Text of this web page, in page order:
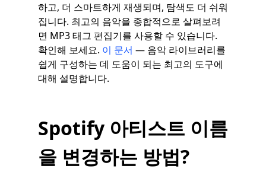
하고, 더 스마트하게 재생되며, 탐색도 더 쉬워
집니다. 최고의 음악을 종합적으로 살펴보려
면 MP3 태그 편집기를 사용할 수 있습니다.
확인해 보세요. 이 문서 — 음악 라이브러리를
쉽게 구성하는 데 도움이 되는 최고의 도구에
대해 설명합니다.
Spotify 아티스트 이름
을 변경하는 방법?